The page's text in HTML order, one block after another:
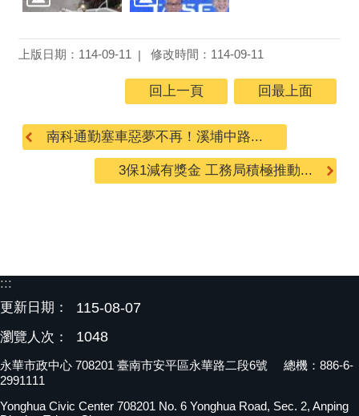
上版日期：114-09-11 修改時間：114-09-11
回上一頁 回最上面
南科通勤塞車惡夢不再！溪埔中路...
3保1減有獎金 工務局積極推動...
:::
更新日期：
115-08-07
瀏覽人次： 1048
永華市政中心 708201 臺南市安平區永華路二段6號 總機：886-6-
2991111
Yonghua Civic Center 708201 No. 6 Yonghua Road, Sec. 2, Anping